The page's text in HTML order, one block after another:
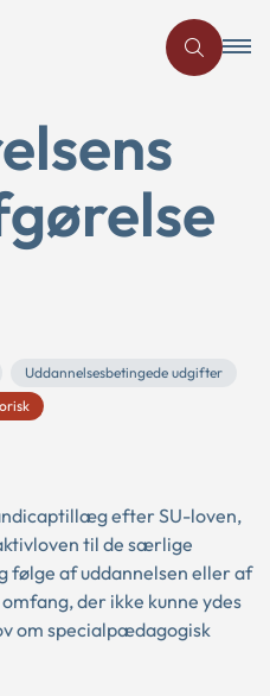
Uddannelsesbetingede udgifter
efter SU-loven,
til de særlige
følge af uddannelsen eller af
der ikke kunne ydes
om specialpædagogisk